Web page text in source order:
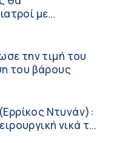
με ανεμιστήρα
Ιατρικής:
έχουμε
την εξέλιξη του
ΝΤΥΝΑΝ»
με
συστήματος
την τιμή του
του βάρους
Ντυνάν):
νικά το